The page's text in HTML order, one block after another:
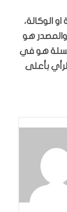
الوكالة،
والمصدر هو
هو في
بأعلى